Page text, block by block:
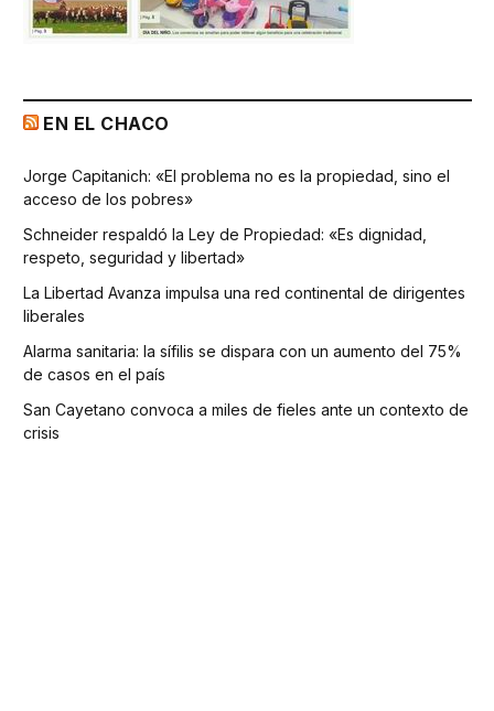
EN EL CHACO
Jorge Capitanich: «El problema no es la propiedad, sino el
acceso de los pobres»
Schneider respaldó la Ley de Propiedad: «Es dignidad,
respeto, seguridad y libertad»
La Libertad Avanza impulsa una red continental de dirigentes
liberales
Alarma sanitaria: la sífilis se dispara con un aumento del 75%
de casos en el país
San Cayetano convoca a miles de fieles ante un contexto de
crisis